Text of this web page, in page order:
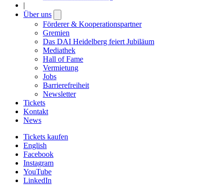
|
Über uns
submenu
Förderer & Kooperationspartner
Gremien
Das DAI Heidelberg feiert Jubiläum
Mediathek
Hall of Fame
Vermietung
Jobs
Barrierefreiheit
Newsletter
Tickets
Kontakt
News
Tickets kaufen
English
Facebook
Instagram
YouTube
LinkedIn